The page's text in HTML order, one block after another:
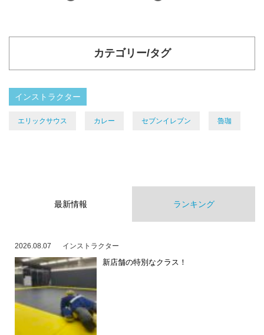
カテゴリー/タグ
インストラクター
エリックサウス カレー セブンイレブン 魯珈
最新情報 ランキング
2026.08.07 インストラクター
新店舗の特別なクラス！